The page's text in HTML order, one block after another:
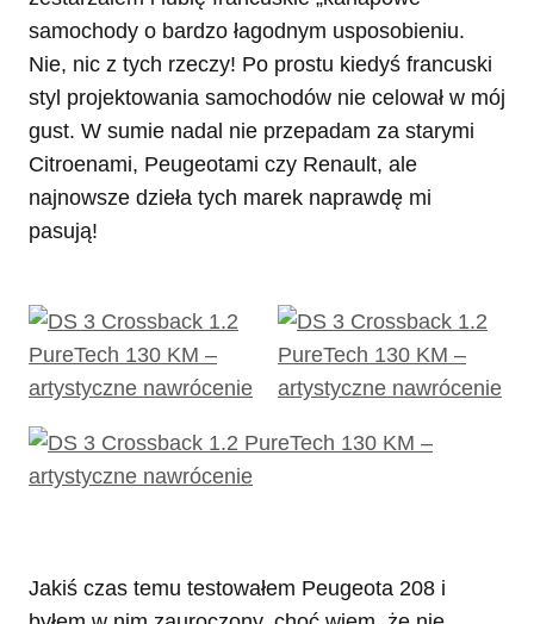
samochody o bardzo łagodnym usposobieniu.
Nie, nic z tych rzeczy! Po prostu kiedyś francuski
styl projektowania samochodów nie celował w mój
gust. W sumie nadal nie przepadam za starymi
Citroenami, Peugeotami czy Renault, ale
najnowsze dzieła tych marek naprawdę mi
pasują!
Jakiś czas temu testowałem Peugeota 208 i